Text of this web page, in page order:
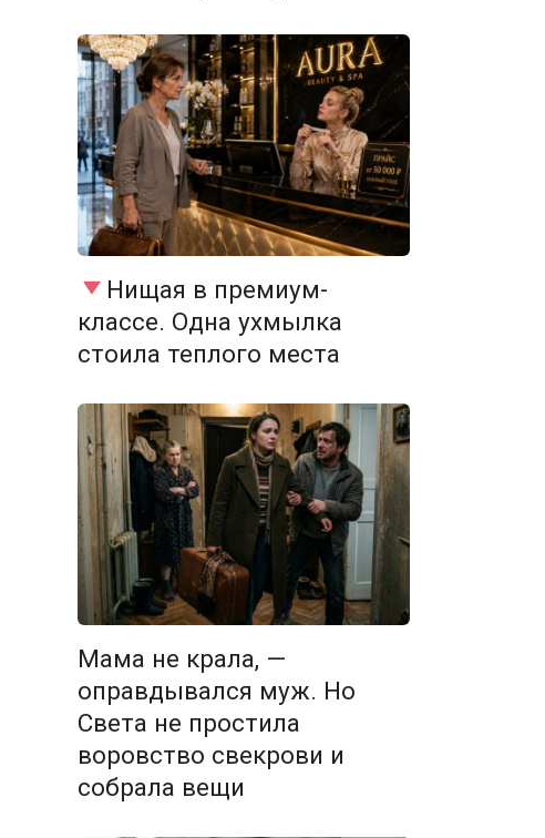
Нищая в премиум-
классе. Одна ухмылка
стоила теплого места
Мама не крала, —
оправдывался муж. Но
Света не простила
воровство свекрови и
собрала вещи